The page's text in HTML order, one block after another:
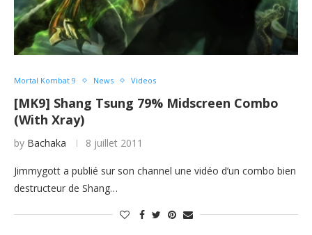
Mortal Kombat 9 News Videos
[MK9] Shang Tsung 79% Midscreen Combo
(With Xray)
by Bachaka 8 juillet 2011
Jimmygott a publié sur son channel une vidéo d’un combo bien
destructeur de Shang…